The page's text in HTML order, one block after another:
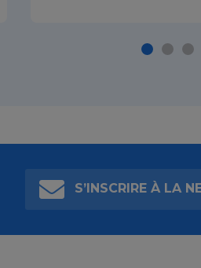
S’INSCRIRE À LA